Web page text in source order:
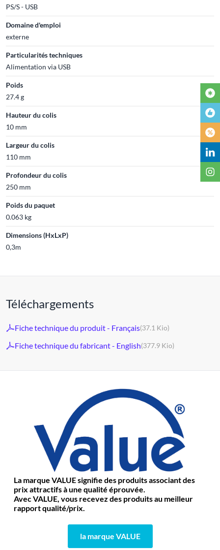
PS/S - USB
Domaine d'emploi
externe
Particularités techniques
Alimentation via USB
Poids
27.4 g
Hauteur du colis
10 mm
Largeur du colis
110 mm
Profondeur du colis
250 mm
Poids du paquet
0.063 kg
Dimensions (HxLxP)
0,3m
Téléchargements
Fiche technique du produit - Français(37.1 Kio)
Fiche technique du fabricant - English(377.9 Kio)
La marque VALUE signifie des produits associant des
prix attractifs à une qualité éprouvée.
Avec VALUE, vous recevez des produits au meilleur
rapport qualité/prix.
la marque VALUE